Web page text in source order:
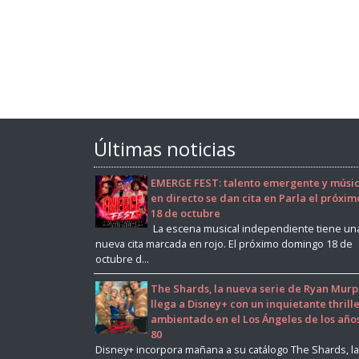
Últimas noticias
EMERGE FEST: talento emergente y
en directo se dan cita en Parla el
18 de octubre
La escena musical independiente tiene
nueva cita marcada en rojo. El próximo domingo 18 de
octubre d...
The Shards, la nueva serie de Ryan
llega a Disney+ con un inquietante
ambientado en el Los Ángeles de los
80
Disney+ incorpora mañana a su catálogo The Shards, la